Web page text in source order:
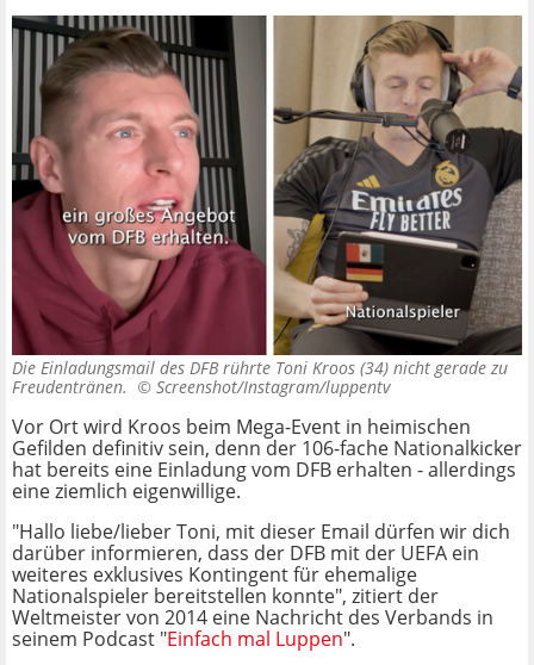
Die Einladungsmail des DFB rührte Toni Kroos (34) nicht gerade zu
Freudentränen. © Screenshot/Instagram/luppentv
Vor Ort wird Kroos beim Mega-Event in heimischen
Gefilden definitiv sein, denn der 106-fache Nationalkicker
hat bereits eine Einladung vom DFB erhalten - allerdings
eine ziemlich eigenwillige.
"Hallo liebe/lieber Toni, mit dieser Email dürfen wir dich
darüber informieren, dass der DFB mit der UEFA ein
weiteres exklusives Kontingent für ehemalige
Nationalspieler bereitstellen konnte", zitiert der
Weltmeister von 2014 eine Nachricht des Verbands in
seinem Podcast "Einfach mal Luppen".